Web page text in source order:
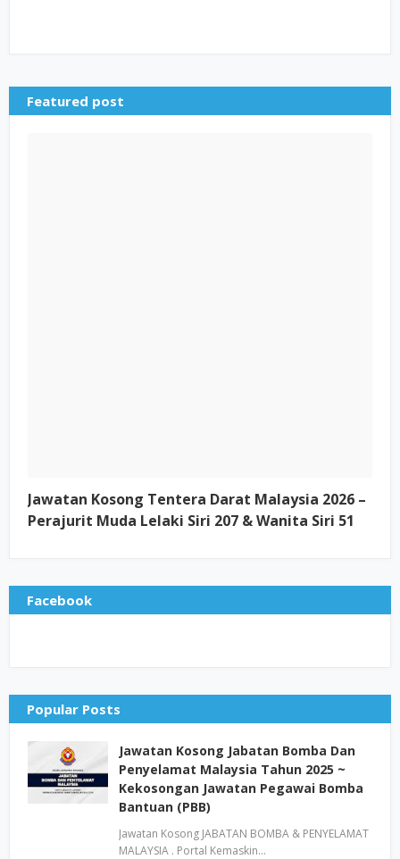
Featured post
Jawatan Kosong Tentera Darat Malaysia 2026 –
Perajurit Muda Lelaki Siri 207 & Wanita Siri 51
Facebook
Popular Posts
Jawatan Kosong Jabatan Bomba Dan
Penyelamat Malaysia Tahun 2025 ~
Kekosongan Jawatan Pegawai Bomba
Bantuan (PBB)
Jawatan Kosong JABATAN BOMBA & PENYELAMAT
MALAYSIA . Portal Kemaskin…